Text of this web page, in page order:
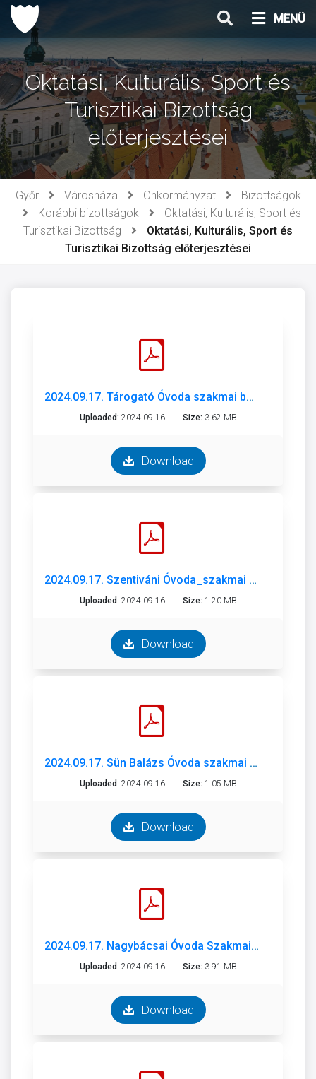
Ugrás
tartalomhoz
MENÜ
Oktatási, Kulturális, Sport és
Turisztikai Bizottság
előterjesztései
Győr Városháza Önkormányzat
Bizottságok
Korábbi bizottságok
Oktatási, Kulturális, Sport és
Turisztikai Bizottság
Oktatási, Kulturális, Sport és
Turisztikai Bizottság előterjesztései
2024.09.17. Tárogató Óvoda szakmai beszámoló 2023-2024.pdf
Uploaded: 2024.09.16 Size: 3.62 MB
Download
2024.09.17. Szentiváni Óvoda_szakmai beszámoló_2023-2024.pdf
Uploaded: 2024.09.16 Size: 1.20 MB
Download
2024.09.17. Sün Balázs Óvoda szakmai beszámoló 2023 2024.pdf
Uploaded: 2024.09.16 Size: 1.05 MB
Download
2024.09.17. Nagybácsai Óvoda Szakmai Beszámoló 2023-2024 (3).pdf
Uploaded: 2024.09.16 Size: 3.91 MB
Download